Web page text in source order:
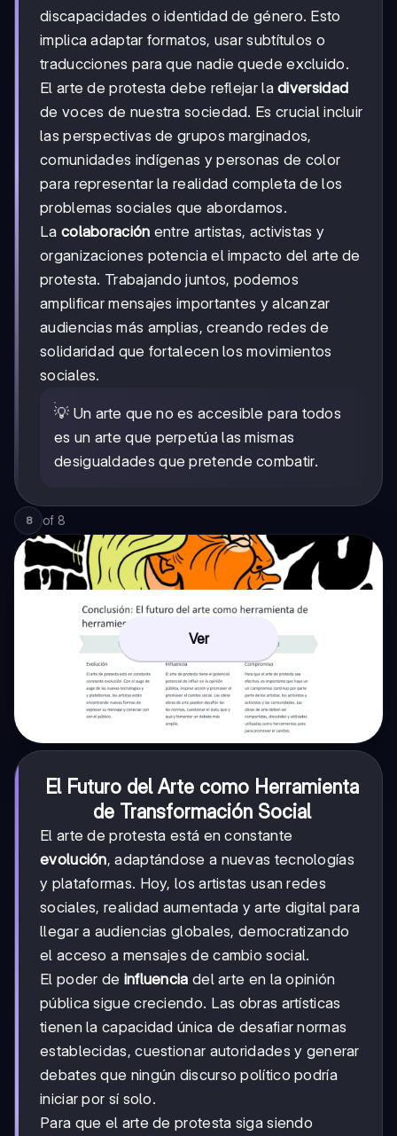
discapacidades o identidad de género. Esto
implica adaptar formatos, usar subtítulos o
traducciones para que nadie quede excluido.
El arte de protesta debe reflejar ladiversidad
de voces de nuestra sociedad. Es crucial incluir
las perspectivas de grupos marginados,
comunidades indígenas y personas de color
para representar la realidad completa de los
problemas sociales que abordamos.
La colaboración entre artistas, activistas y
organizaciones potencia el impacto del arte de
protesta. Trabajando juntos, podemos
amplificar mensajes importantes y alcanzar
audiencias más amplias, creando redes de
solidaridad que fortalecen los movimientos
sociales.
💡 Un arte que no es accesible para todos
es un arte que perpetúa las mismas
desigualdades que pretende combatir.
8 of 8
Ver
El Futuro del Arte como Herramienta
de Transformación Social
El arte de protesta está en constante
evolución, adaptándose a nuevas tecnologías
y plataformas. Hoy, los artistas usan redes
sociales, realidad aumentada y arte digital para
llegar a audiencias globales, democratizando
el acceso a mensajes de cambio social.
El poder de influencia del arte en la opinión
pública sigue creciendo. Las obras artísticas
tienen la capacidad única de desafiar normas
establecidas, cuestionar autoridades y generar
debates que ningún discurso político podría
iniciar por sí solo.
Para que el arte de protesta siga siendo